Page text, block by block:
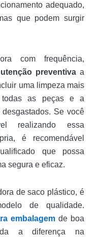
adequado,
que podem surgir
com frequência,
preventivaa
uma limpeza mais
todas as peças e a
Se você
realizando essa
é recomendável
que possa
segura e eficaz.
de saco plástico, é
de qualidade.
embalagem de boa
a diferença na